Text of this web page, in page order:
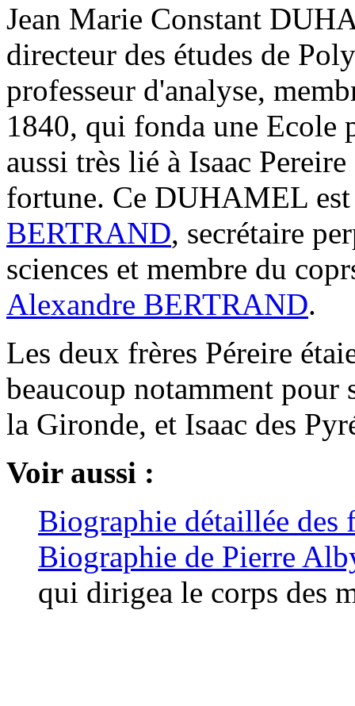
Jean Marie Constant
directeur des études de
professeur d'analyse,
1840, qui fonda une Ecole
aussi très lié à Isaac
fortune. Ce DUHAMEL
BERTRAND, secrétaire
sciences et membre du
Alexandre BERTRAND.
Les deux frères Péreire
beaucoup notamment
la Gironde, et Isaac des
Voir aussi :
Biographie détaillée des
Biographie de Pierre
qui dirigea le corps des